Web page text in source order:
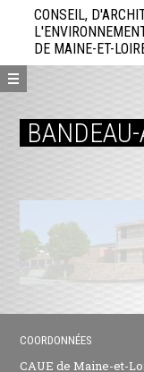
directement
contenu
CONSEIL,
DE MAINE-ET-
COORDONNÉES
CAUE de Maine-et-